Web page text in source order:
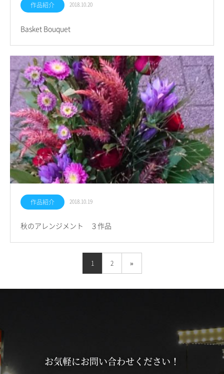
作品紹介 2018.10.20
Basket Bouquet
作品紹介 2018.10.19
秋のアレンジメント ３作品
1 2 »
お気軽にお問い合わせください！